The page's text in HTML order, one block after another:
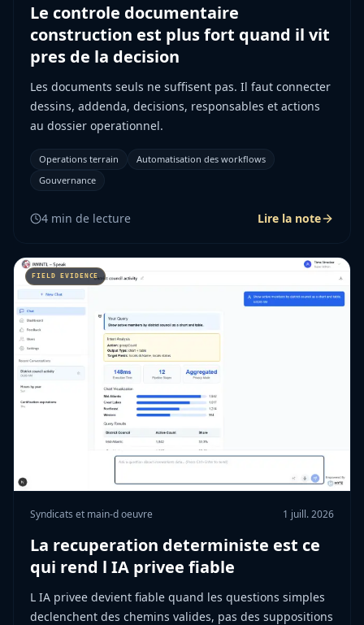
Le controle documentaire
construction est plus fort quand il vit
pres de la decision
Les documents seuls ne suffisent pas. Il faut connecter
dessins, addenda, decisions, responsables et actions
au dossier operationnel.
Operations terrain
Automatisation des workflows
Gouvernance
4 min de lecture Lire la note
Syndicats et main-d oeuvre 1 juill. 2026
La recuperation deterministe est ce
qui rend l IA privee fiable
L IA privee devient fiable quand les questions simples
declenchent des chemins valides, pas des suppositions